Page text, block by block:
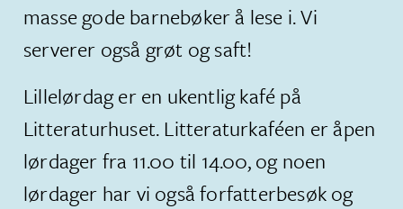
masse gode barnebøker å lese i. Vi
serverer også grøt og saft!
Lillelørdag er en ukentlig kafé på
Litteraturhuset. Litteraturkaféen er åpen
lørdager fra 11.00 til 14.00, og noen
lørdager har vi også forfatterbesøk og